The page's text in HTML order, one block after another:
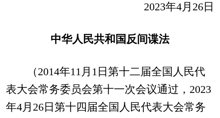
2023年4月26日
中华人民共和国反间谍法
（2014年11月1日第十二届全国人民代
表大会常务委员会第十一次会议通过，2023
年4月26日第十四届全国人民代表大会常务